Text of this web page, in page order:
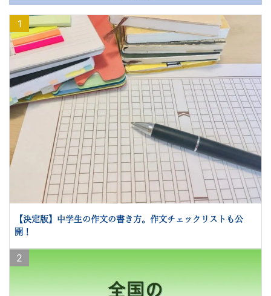
1
【決定版】中学生の作文の書き方。作文チェックリストも公
開！
2